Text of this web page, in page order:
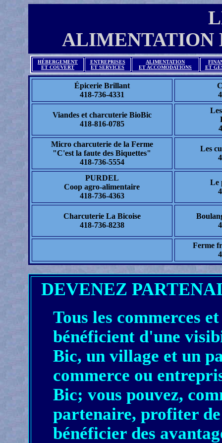
ALIMENTATION
HÉBERGEMENT
ET COUVERT
ENTREPRISES
ET SERVICES
ALIMENTATION
ET ACCOMODATIONS
ET
Épicerie Brillant
418-736-4331
Viandes et charcuterie BioBic
418-816-0785
Micro charcuterie de la Ferme
"C'est la faute des Biquettes"
418-736-5554
Les
PURDEL
Coop agro-alimentaire
418-736-4363
Le
Charcuterie La Bicoise
418-736-8238
Ferme
DEVENEZ
Tous les commerces
bénéficient d'une
Bic, un village et un
commerce ou
Bic; vous pouvez,
partenaire, profiter
bénéficier des